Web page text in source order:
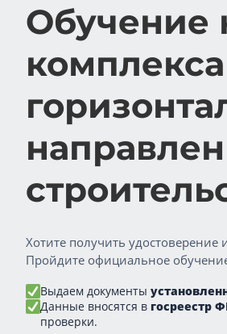
Обучение
комплекса
Хотите получить удостоверение
Пройдите официальное
Выдаем документы
Данные вносятся в госреестр
проверки.